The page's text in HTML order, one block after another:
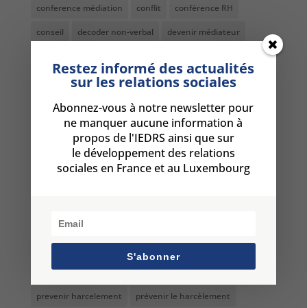
conference médiation conflit conférence RH
conseil decoder non-verbal devenir médiateur
formation
formation comportement formation DRH Paris
Formation médiation formation médiation Luxembourg
formation médiation metz formation non-verbal
Formation résolution conflits Paris harcèlement
harcèlement moral au travail langage non verbal
manipulation bienveillante
médiateur Luxembourg médiateur professionnel Metz
médiation Networking médiation outils du médiateur
prevenir harcelement prévenir le harcèlement
Restez informé des actualités
sur les relations sociales
Abonnez-vous à notre newsletter pour
ne manquer aucune information à
propos de l'IEDRS ainsi que sur
le développement des relations
sociales en France et au Luxembourg
S'abonner